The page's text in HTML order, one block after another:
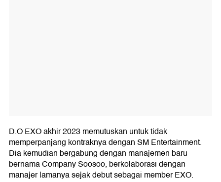
D.O EXO akhir 2023 memutuskan untuk tidak
memperpanjang kontraknya dengan SM Entertainment.
Dia kemudian bergabung dengan manajemen baru
bernama Company Soosoo, berkolaborasi dengan
manajer lamanya sejak debut sebagai member EXO.